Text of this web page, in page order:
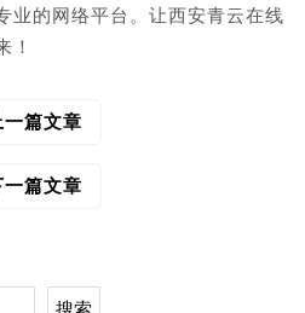
业的网络平台。让西安青云在线
！
一篇文章
一篇文章